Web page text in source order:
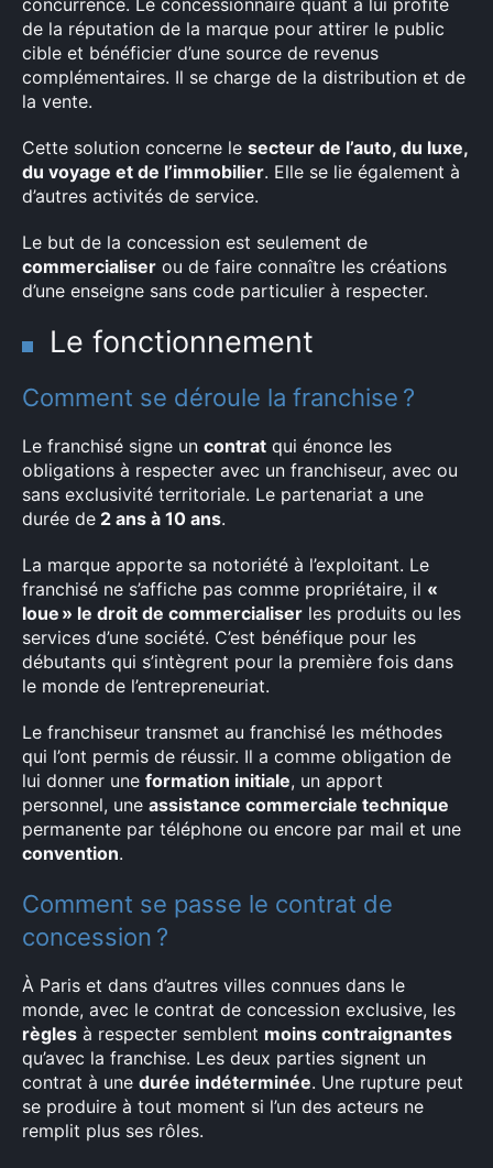
concurrence. Le concessionnaire quant à lui profite
de la réputation de la marque pour attirer le public
cible et bénéficier d’une source de revenus
complémentaires. Il se charge de la distribution et de
la vente.
Cette solution concerne le secteur de l’auto, du luxe,
du voyage et de l’immobilier. Elle se lie également à
d’autres activités de service.
Le but de la concession est seulement de
commercialiser ou de faire connaître les créations
d’une enseigne sans code particulier à respecter.
Le fonctionnement
Comment se déroule la franchise ?
Le franchisé signe un contrat qui énonce les
obligations à respecter avec un franchiseur, avec ou
sans exclusivité territoriale. Le partenariat a une
durée de 2 ans à 10 ans.
La marque apporte sa notoriété à l’exploitant. Le
franchisé ne s’affiche pas comme propriétaire, il «
loue » le droit de commercialiser les produits ou les
services d’une société. C’est bénéfique pour les
débutants qui s’intègrent pour la première fois dans
le monde de l’entrepreneuriat.
Le franchiseur transmet au franchisé les méthodes
qui l’ont permis de réussir. Il a comme obligation de
lui donner une formation initiale, un apport
personnel, une assistance commerciale technique
permanente par téléphone ou encore par mail et une
convention.
Comment se passe le contrat de
concession ?
À Paris et dans d’autres villes connues dans le
monde, avec le contrat de concession exclusive, les
règles à respecter semblent moins contraignantes
qu’avec la franchise. Les deux parties signent un
contrat à une durée indéterminée. Une rupture peut
se produire à tout moment si l’un des acteurs ne
remplit plus ses rôles.